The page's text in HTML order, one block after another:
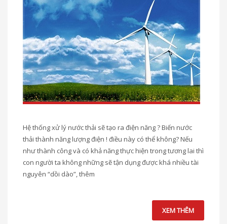
Hệ thống xử lý nước thải sẽ tạo ra điện năng ? Biến nước
thải thành năng lượng điện ! điều này có thể không? Nếu
như thành công và có khả năng thực hiện trong tương lai thì
con người ta không những sẽ tận dụng được khá nhiều tài
nguyên “dồi dào”, thêm
XEM THÊM